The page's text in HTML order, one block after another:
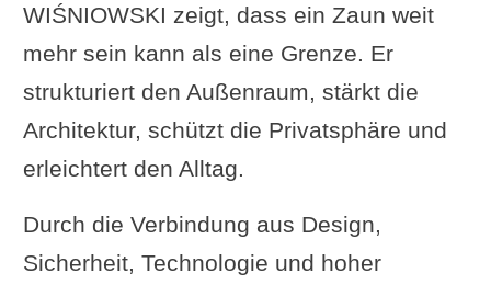
WIŚNIOWSKI zeigt, dass ein Zaun weit
mehr sein kann als eine Grenze. Er
strukturiert den Außenraum, stärkt die
Architektur, schützt die Privatsphäre und
erleichtert den Alltag.
Durch die Verbindung aus Design,
Sicherheit, Technologie und hoher